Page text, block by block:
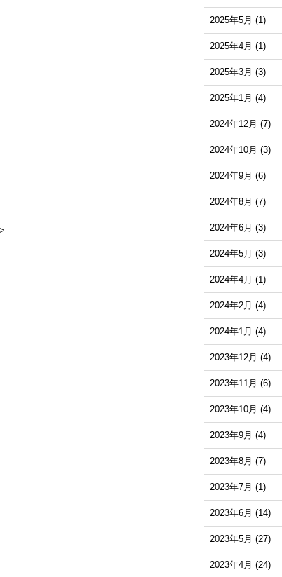
2025年5月 (1)
2025年4月 (1)
2025年3月 (3)
2025年1月 (4)
2024年12月 (7)
2024年10月 (3)
2024年9月 (6)
2024年8月 (7)
2024年6月 (3)
2024年5月 (3)
2024年4月 (1)
2024年2月 (4)
2024年1月 (4)
2023年12月 (4)
2023年11月 (6)
2023年10月 (4)
2023年9月 (4)
2023年8月 (7)
2023年7月 (1)
2023年6月 (14)
2023年5月 (27)
2023年4月 (24)